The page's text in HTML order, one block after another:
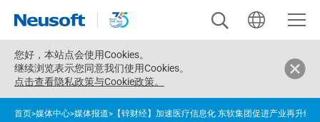
您好， 本站点会使用Cookies。
继续浏览表示您同意我们使用Cookies。
点击查看隐私政策与Cookie政策。
首页>媒体中心>媒体报道> 【锌财经】加速医疗信息化 东软集团促进产业再升级